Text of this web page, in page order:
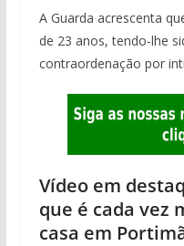
A Guarda acrescenta
de 23 anos, tendo-lhe
contraordenação por
Vídeo em
que é cada vez
casa em